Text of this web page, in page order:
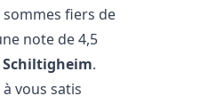
fiers de
note de 4,5
Schiltigheim.
vous satis